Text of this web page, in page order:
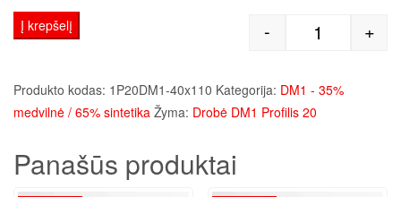
price
€22,53.€21,40.
produkto
- +
Į krepšelį
Produkto kodas: 1P20DM1-40x110 Kategorija: DM1 - 35%
medvilnė / 65% sintetika Žyma: Drobė DM1 Profilis 20
Panašūs produktai